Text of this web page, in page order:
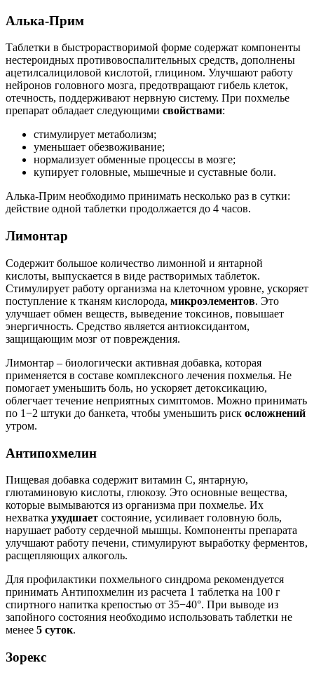
Алька-Прим
Таблетки в быстрорастворимой форме содержат компоненты
нестероидных противовоспалительных средств, дополнены
ацетилсалициловой кислотой, глицином. Улучшают работу
нейронов головного мозга, предотвращают гибель клеток,
отечность, поддерживают нервную систему. При похмелье
препарат обладает следующими свойствами:
стимулирует метаболизм;
уменьшает обезвоживание;
нормализует обменные процессы в мозге;
купирует головные, мышечные и суставные боли.
Алька-Прим необходимо принимать несколько раз в сутки:
действие одной таблетки продолжается до 4 часов.
Лимонтар
Содержит большое количество лимонной и янтарной
кислоты, выпускается в виде растворимых таблеток.
Стимулирует работу организма на клеточном уровне, ускоряет
поступление к тканям кислорода, микроэлементов. Это
улучшает обмен веществ, выведение токсинов, повышает
энергичность. Средство является антиоксидантом,
защищающим мозг от повреждения.
Лимонтар – биологически активная добавка, которая
применяется в составе комплексного лечения похмелья. Не
помогает уменьшить боль, но ускоряет детоксикацию,
облегчает течение неприятных симптомов. Можно принимать
по 1−2 штуки до банкета, чтобы уменьшить риск осложнений
утром.
Антипохмелин
Пищевая добавка содержит витамин С, янтарную,
глютаминовую кислоты, глюкозу. Это основные вещества,
которые вымываются из организма при похмелье. Их
нехватка ухудшает состояние, усиливает головную боль,
нарушает работу сердечной мышцы. Компоненты препарата
улучшают работу печени, стимулируют выработку ферментов,
расщепляющих алкоголь.
Для профилактики похмельного синдрома рекомендуется
принимать Антипохмелин из расчета 1 таблетка на 100 г
спиртного напитка крепостью от 35−40°. При выводе из
запойного состояния необходимо использовать таблетки не
менее 5 суток.
Зорекс